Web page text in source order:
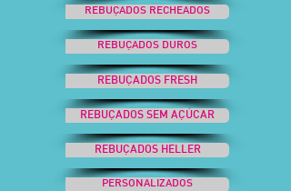
REBUÇADOS RECHEADOS
REBUÇADOS DUROS
REBUÇADOS FRESH
REBUÇADOS SEM AÇÚCAR
REBUÇADOS HELLER
PERSONALIZADOS